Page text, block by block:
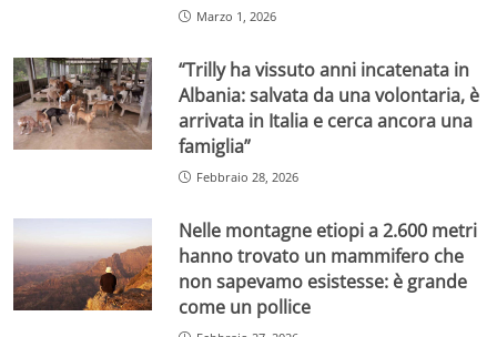
Marzo 1, 2026
“Trilly ha vissuto anni incatenata in
Albania: salvata da una volontaria, è
arrivata in Italia e cerca ancora una
famiglia”
Febbraio 28, 2026
Nelle montagne etiopi a 2.600 metri
hanno trovato un mammifero che
non sapevamo esistesse: è grande
come un pollice